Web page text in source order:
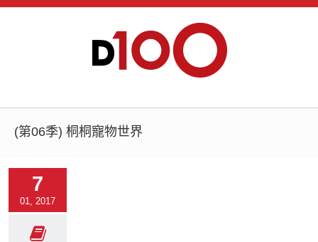
(第06季) 桐桐寵物世界
7
01, 2017